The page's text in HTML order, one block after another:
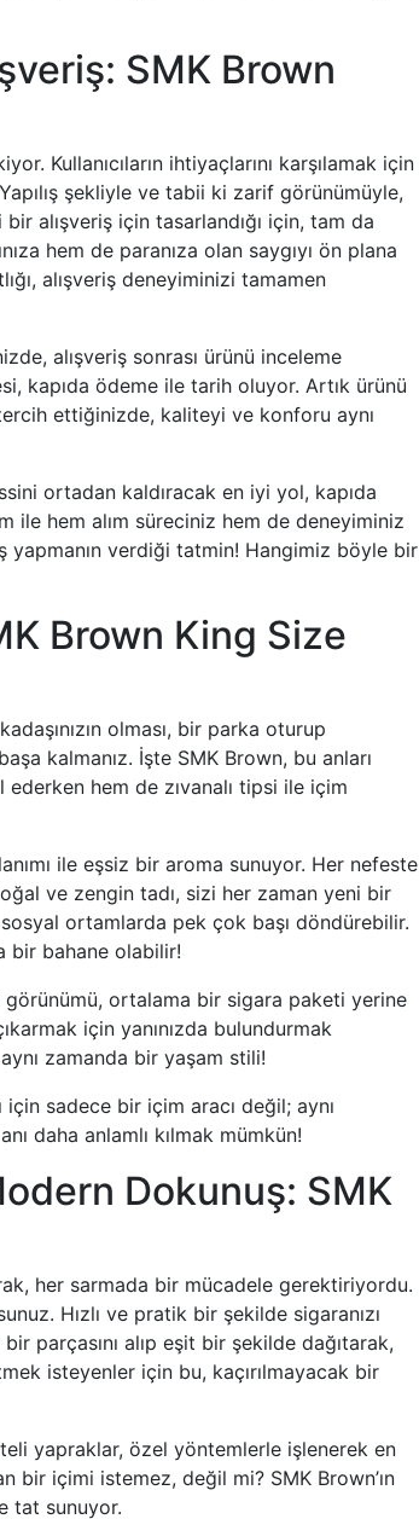
SMK Brown
Kullanıcıların ihtiyaçlarını karşılamak için
şekliyle ve tabii ki zarif görünümüyle,
alışveriş için tasarlandığı için, tam da
hem de paranıza olan saygıyı ön plana
alışveriş deneyiminizi tamamen
alışveriş sonrası ürünü inceleme
kapıda ödeme ile tarih oluyor. Artık ürünü
ettiğinizde, kaliteyi ve konforu aynı
ortadan kaldıracak en iyi yol, kapıda
ile hem alım süreciniz hem de deneyiminiz
yapmanın verdiği tatmin! Hangimiz böyle bir
Brown King Size
olması, bir parka oturup
kalmanız. İşte SMK Brown, bu anları
ederken hem de zıvanalı tipsi ile içim
ile eşsiz bir aroma sunuyor. Her nefeste
ve zengin tadı, sizi her zaman yeni bir
sosyal ortamlarda pek çok başı döndürebilir.
bir bahane olabilir!
görünümü, ortalama bir sigara paketi yerine
için yanınızda bulundurmak
zamanda bir yaşam stili!
sadece bir içim aracı değil; aynı
daha anlamlı kılmak mümkün!
Dokunuş: SMK
her sarmada bir mücadele gerektiriyordu.
Hızlı ve pratik bir şekilde sigaranızı
parçasını alıp eşit bir şekilde dağıtarak,
isteyenler için bu, kaçırılmayacak bir
yapraklar, özel yöntemlerle işlenerek en
bir içimi istemez, değil mi? SMK Brown’ın
tat sunuyor.